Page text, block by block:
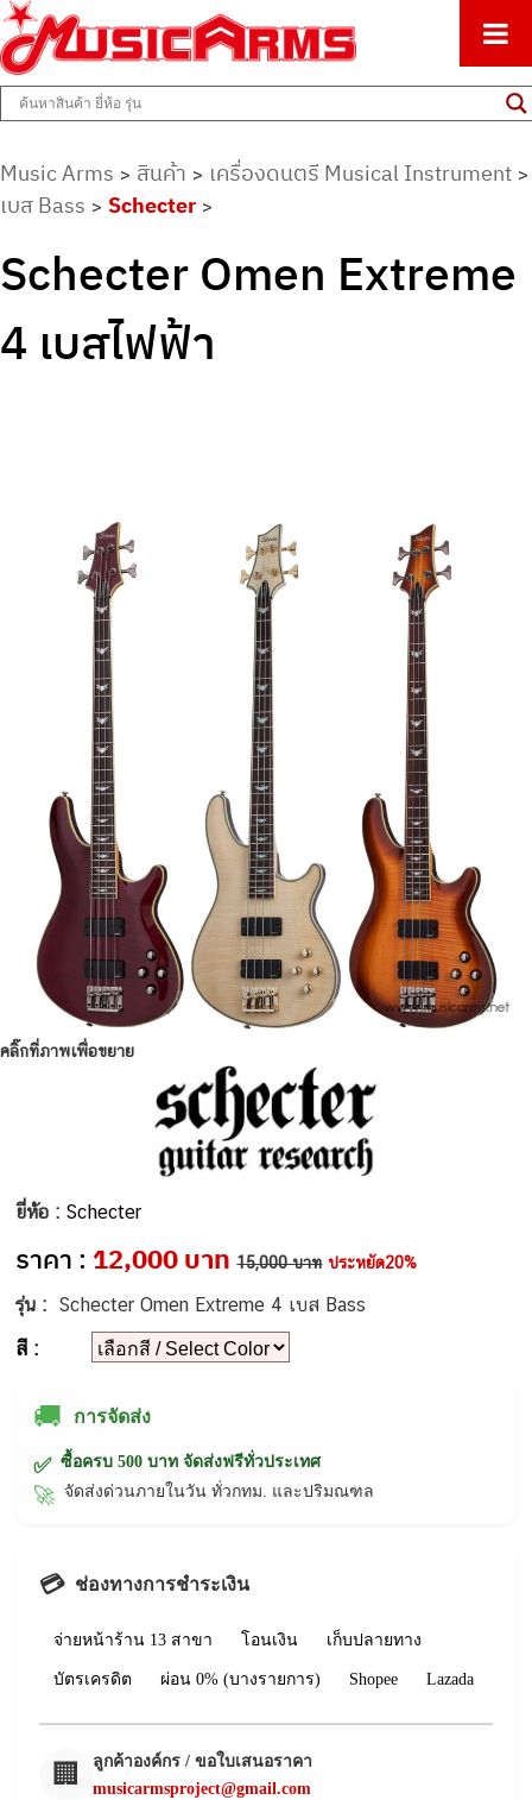
Music Arms
ศูนย์รวมครื่องดนตรีทุกชนิด ตั้งแต่เริ่มต้นถึงมืออาชีพ
Music Arms > สินค้า > เครื่องดนตรี Musical Instrument >
เบส Bass > Schecter >
Schecter Omen Extreme
4 เบสไฟฟ้า
คลิ๊กที่ภาพเพื่อขยาย
ยี่ห้อ : Schecter
ราคา : 12,000 บาท 15,000 บาท ประหยัด20%
รุ่น : Schecter Omen Extreme 4 เบส Bass
สี :
🚚 การจัดส่ง
✅ ซื้อครบ 500 บาท จัดส่งฟรีทั่วประเทศ
🚀 จัดส่งด่วนภายในวัน ทั่วกทม. และปริมณฑล
💳 ช่องทางการชำระเงิน
จ่ายหน้าร้าน 13 สาขา โอนเงิน เก็บปลายทาง
บัตรเครดิต ผ่อน 0% (บางรายการ) Shopee Lazada
🏢
ลูกค้าองค์กร / ขอใบเสนอราคา
musicarmsproject@gmail.com